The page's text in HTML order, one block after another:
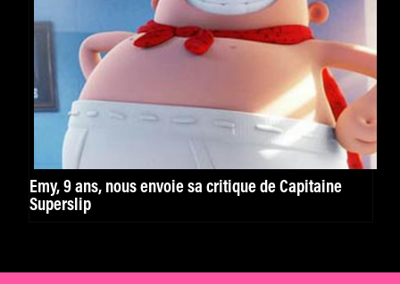
Emy, 9 ans, nous envoie sa critique de Capitaine
Superslip